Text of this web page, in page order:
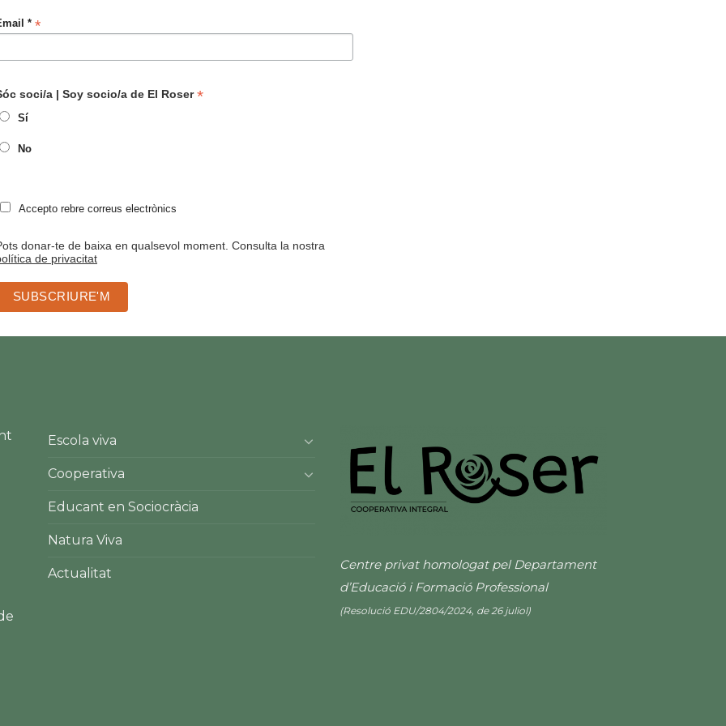
* *
soci/a | Soy socio/a de El Roser*
Sí
No
Accepto rebre correus electrònics
donar-te de baixa en qualsevol moment. Consulta la nostra
de privacitat
Escola viva
Cooperativa
Educant en Sociocràcia
Natura Viva
Actualitat
Centre privat homologat pel Departament
d’Educació i Formació Professional
(Resolució EDU/2804/2024, de 26 juliol)